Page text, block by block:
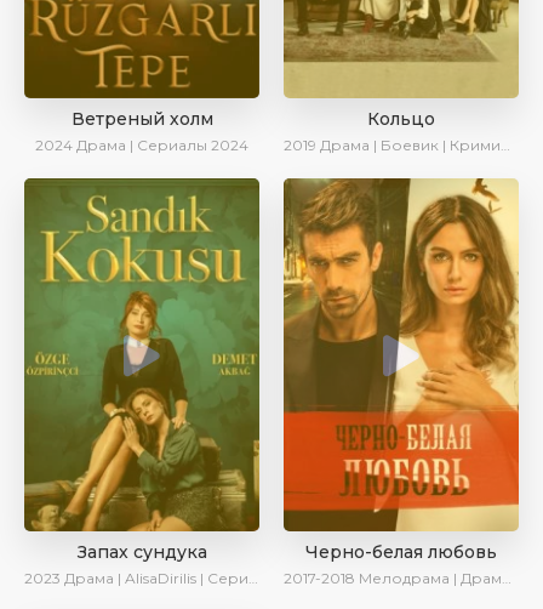
Ветреный холм
2024 Драма | Сериалы 2024
Кольцо
2019 Драма | Боевик | Криминал
Запах сундука
2023 Драма | AlisaDirilis | Сериалы 2023
Черно-белая любовь
2017-2018 Мелодрама | Драма | Боевик | SesDizi